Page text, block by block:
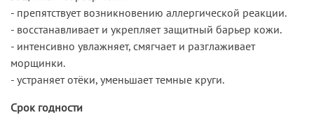
- препятствует возникновению аллергической реакции.
- восстанавливает и укрепляет защитный барьер кожи.
- интенсивно увлажняет, смягчает и разглаживает
морщинки.
- устраняет отёки, уменьшает темные круги.
Срок годности